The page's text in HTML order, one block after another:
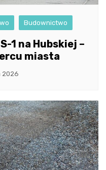
Budownictwo
1 na Hubskiej –
miasta
2026